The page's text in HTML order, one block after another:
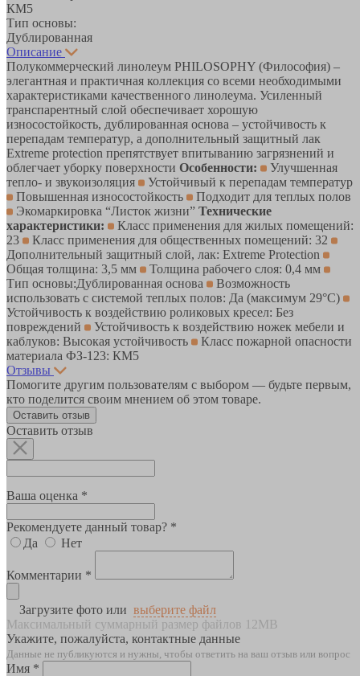
КМ5
Тип основы:
Дублированная
Описание
Полукоммерческий линолеум PHILOSOPHY (Философия) –
элегантная и практичная коллекция со всеми необходимыми
характеристиками качественного линолеума. Усиленный
транспарентный слой обеспечивает хорошую
износостойкость, дублированная основа – устойчивость к
перепадам температур, а дополнительный защитный лак
Extreme protection препятствует впитыванию загрязнений и
облегчает уборку поверхности Особенности:
Улучшенная
тепло- и звукоизоляция
Устойчивый к перепадам температур
Повышенная износостойкость
Подходит для теплых полов
Экомаркировка “Листок жизни” Технические
характеристики:
Класс применения для жилых помещений:
23
Класс применения для общественных помещений: 32
Дополнительный защитный слой, лак: Extreme Protection
Общая толщина: 3,5 мм
Толщина рабочего слоя: 0,4 мм
Тип основы:Дублированная основа
Возможность
использовать с системой теплых полов: Да (максимум 29°C)
Устойчивость к воздействию роликовых кресел: Без
повреждений
Устойчивость к воздействию ножек мебели и
каблуков: Высокая устойчивость
Класс пожарной опасности
материала ФЗ-123: КМ5
Отзывы
Помогите другим пользователям с выбором — будьте первым,
кто поделится своим мнением об этом товаре.
Оставить отзыв
Оставить отзыв
Ваша оценка *
Рекомендуете данный товар? *
Да
Нет
Комментарии *
Загрузите фото или выберите файл
Максимальный суммарный размер файлов 12MB
Укажите, пожалуйста, контактные данные
Данные не публикуются и нужны, чтобы ответить на ваш отзыв или вопрос
Имя *